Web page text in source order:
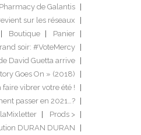
Pharmacy de Galantis
sur les réseaux
Boutique
Panier
soir: #VoteMercy
David Guetta arrive
Goes On » (2018)
faire vibrer votre été !
passer en 2021…?
laMixletter
Prods >
DURAN DURAN